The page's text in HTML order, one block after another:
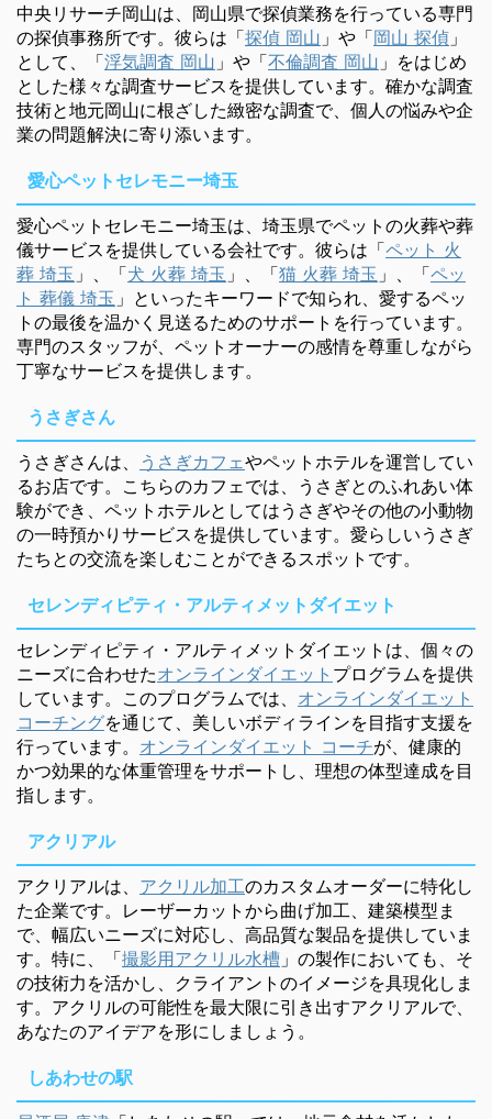
中央リサーチ岡山は、岡山県で探偵業務を行っている専門
の探偵事務所です。彼らは「探偵 岡山 」や「岡山 探偵 」
として、「浮気調査 岡山 」や「不倫調査 岡山 」をはじめ
とした様々な調査サービスを提供しています。確かな調査
技術と地元岡山に根ざした緻密な調査で、個人の悩みや企
業の問題解決に寄り添います。
愛心ペットセレモニー埼玉
愛心ペットセレモニー埼玉は、埼玉県でペットの火葬や葬
儀サービスを提供している会社です。彼らは「ペット 火
葬 埼玉 」、「犬 火葬 埼玉 」、「猫 火葬 埼玉 」、「ペッ
ト 葬儀 埼玉 」といったキーワードで知られ、愛するペッ
トの最後を温かく見送るためのサポートを行っています。
専門のスタッフが、ペットオーナーの感情を尊重しながら
丁寧なサービスを提供します。
うさぎさん
うさぎさんは、 うさぎカフェやペットホテルを運営してい
るお店です。こちらのカフェでは、うさぎとのふれあい体
験ができ、ペットホテルとしてはうさぎやその他の小動物
の一時預かりサービスを提供しています。愛らしいうさぎ
たちとの交流を楽しむことができるスポットです。
セレンディピティ・アルティメットダイエット
セレンディピティ・アルティメットダイエットは、個々の
ニーズに合わせたオンラインダイエット プログラムを提供
しています。このプログラムでは、 オンラインダイエット
コーチングを通じて、美しいボディラインを目指す支援を
行っています。 オンラインダイエット コーチが、健康的
かつ効果的な体重管理をサポートし、理想の体型達成を目
指します。
アクリアル
アクリアルは、 アクリル加工のカスタムオーダーに特化し
た企業です。レーザーカットから曲げ加工、建築模型ま
で、幅広いニーズに対応し、高品質な製品を提供していま
す。特に、「撮影用アクリル水槽 」の製作においても、そ
の技術力を活かし、クライアントのイメージを具現化しま
す。アクリルの可能性を最大限に引き出すアクリアルで、
あなたのアイデアを形にしましょう。
しあわせの駅